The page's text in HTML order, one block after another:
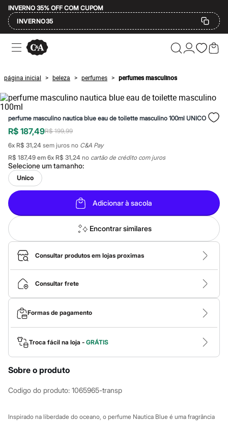
INVERNO 35% OFF COM CUPOM
INVERNO35
Ofertas
Compre por Departamento
Masculino
Infantil
Calçados
Mindse7
Plus Size
Até 20% off
Até 40% off
Até 60% off
A partir de 60% off
Feminino
Em alta
Inverno
Alfaiataria
Novidades
Roupas
Blusas e Camisetas
Básicos
Calças
Casacos e Jaquetas
Jeans
Macacões
Saias
Shorts e Bermudas
Vestidos
Acessórios
Bolsas
Bonés e Chapéus
Bijoux
Cintos
Óculos
Relógios
Calçados
Botas
Chinelos
Rasteirinhas
Sandálias
Tênis
página inicial > beleza > perfumes > perfumes masculinos
perfume masculino nautica blue eau de toilette masculino 100ml UNICO
R$ 187,49R$ 199,99
6x R$ 31,24 sem juros no C&A Pay
R$ 187,49 em 6x R$ 31,24 no cartão de crédito com juros
Selecione umtamanho:
Unico
Adicionar à sacola
Encontrar similares
Consultar produtos em lojas proximas
Consultar frete
Formas de pagamento
Troca fácil na loja - GRÁTIS
Sobre o produto
Codigo do produto: 1065965-transp
Inspirado na liberdade do oceano, o perfume Nautica Blue é uma fragrância